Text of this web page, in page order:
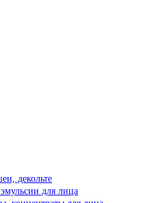
декольте
для лица